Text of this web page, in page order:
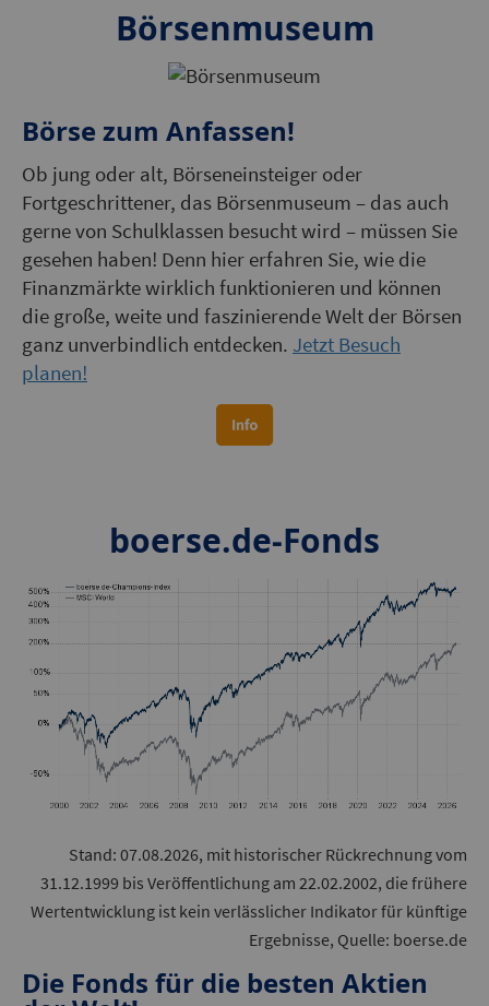
Börsenmuseum
Börse zum Anfassen!
Ob jung oder alt, Börseneinsteiger oder
Fortgeschrittener, das Börsenmuseum – das auch
gerne von Schulklassen besucht wird – müssen Sie
gesehen haben! Denn hier erfahren Sie, wie die
Finanzmärkte wirklich funktionieren und können
die große, weite und faszinierende Welt der Börsen
ganz unverbindlich entdecken. Jetzt Besuch
planen!
boerse.de-Fonds
Stand: 07.08.2026, mit historischer Rückrechnung vom
31.12.1999 bis Veröffentlichung am 22.02.2002, die frühere
Wertentwicklung ist kein verlässlicher Indikator für künftige
Ergebnisse, Quelle: boerse.de
Die Fonds für die besten Aktien